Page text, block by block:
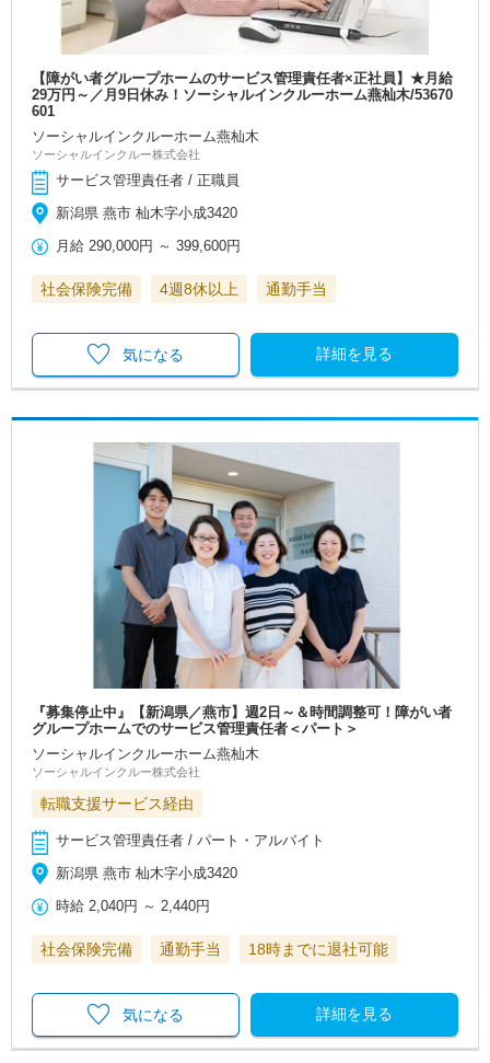
【障がい者グループホームのサービス管理責任者×正社員】★月給
29万円～／月9日休み！ソーシャルインクルーホーム燕杣木/53670
601
ソーシャルインクルーホーム燕杣木
ソーシャルインクルー株式会社
サービス管理責任者 / 正職員
新潟県 燕市 杣木字小成3420
月給 290,000円 ～399,600円
社会保険完備 4週8休以上 通勤手当
詳細を見る
気になる
『募集停止中』【新潟県／燕市】週2日～＆時間調整可！障がい者
グループホームでのサービス管理責任者＜パート＞
ソーシャルインクルーホーム燕杣木
ソーシャルインクルー株式会社
転職支援サービス経由
サービス管理責任者 / パート・アルバイト
新潟県 燕市 杣木字小成3420
時給 2,040円 ～2,440円
社会保険完備 通勤手当 18時までに退社可能
詳細を見る
気になる